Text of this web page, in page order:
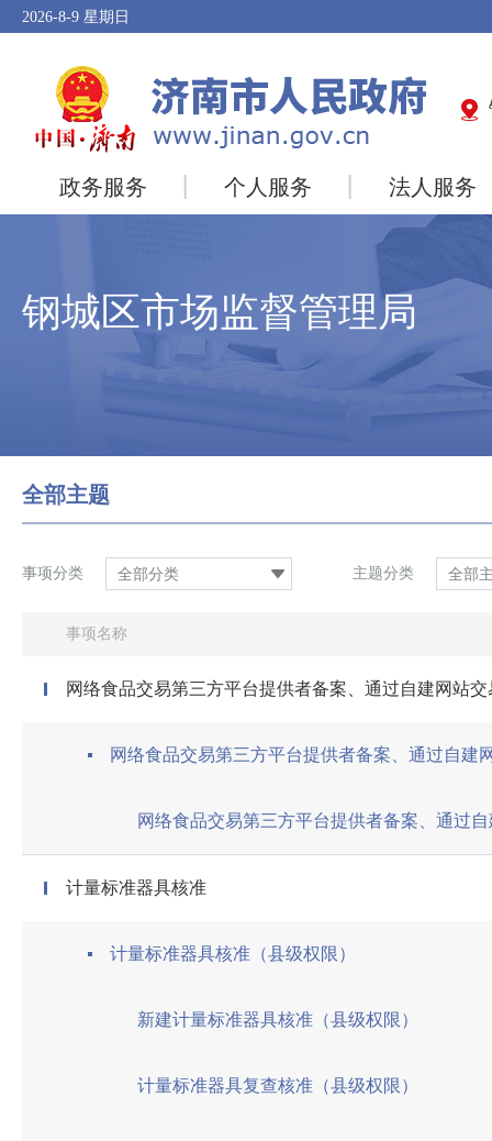
2026-8-9 星期日
政务服务 个人服务 法人服务
钢城区市场监督管理局
全部主题
事项分类 全部分类 主题分类 全部
事项名称
网络食品交易第三方平台提供者备案、通过自建网站
网络食品交易第三方平台提供者备案、通过自建
计量标准器具核准
计量标准器具核准（县级权限）
新建计量标准器具核准（县级权限）
计量标准器具复查核准（县级权限）